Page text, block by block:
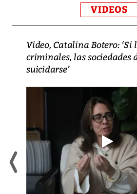
VIDEOS
Video, Catalina Botero: ‘Si
criminales, las sociedades
suicidarse’